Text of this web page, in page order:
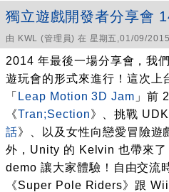
獨立遊戲開發者分享會
由 KWL (管理員) 在 星期五,01/09/
2014 年最後一場分享會，我
遊玩會的形式來進行！這次上
「 Leap Motion 3D Jam 」前
《Tran;Section》、挑戰
話》、以及女性向戀愛冒險遊
外，Unity 的 Kelvin 也帶來了
demo 讓大家體驗！自由交流
《Super Pole Riders》跟